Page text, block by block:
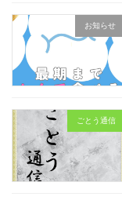
お知らせ
ごとう通信